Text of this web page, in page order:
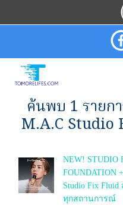
ค้นพบ 1 รายก
M.A.C Studio
NEW! STUDIO
FOUNDATION
Studio Fix
ทุกสถานการณ์